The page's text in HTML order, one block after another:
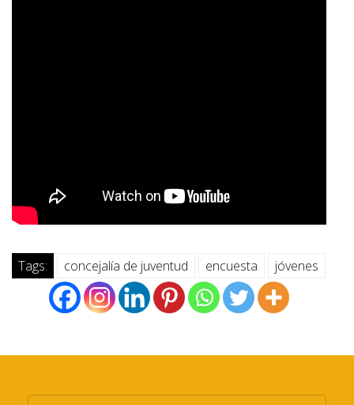
Tags: concejalía de juventud encuesta jóvenes